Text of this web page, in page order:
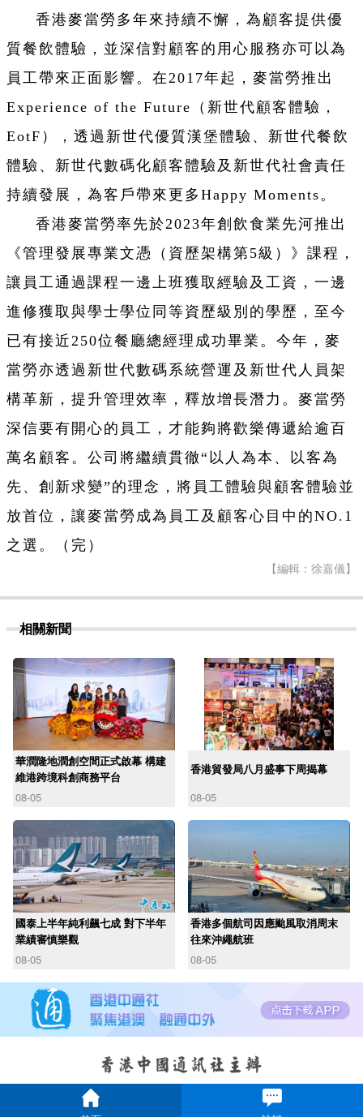
香港麥當勞多年來持續不懈，為顧客提供優
質餐飲體驗，並深信對顧客的用心服務亦可以為
員工帶來正面影響。在2017年起，麥當勞推出
Experience of the Future（新世代顧客體驗，
EotF），透過新世代優質漢堡體驗、新世代餐飲
體驗、新世代數碼化顧客體驗及新世代社會責任
持續發展，為客戶帶來更多Happy Moments。
香港麥當勞率先於2023年創飲食業先河推出
《管理發展專業文憑（資歷架構第5級）》課程，
讓員工通過課程一邊上班獲取經驗及工資，一邊
進修獲取與學士學位同等資歷級別的學歷，至今
已有接近250位餐廳總經理成功畢業。今年，麥
當勞亦透過新世代數碼系統營運及新世代人員架
構革新，提升管理效率，釋放增長潛力。麥當勞
深信要有開心的員工，才能夠將歡樂傳遞給逾百
萬名顧客。公司將繼續貫徹“以人為本、以客為
先、創新求變”的理念，將員工體驗與顧客體驗並
放首位，讓麥當勞成為員工及顧客心目中的NO.1
之選。（完）
【編輯：徐嘉儀】
相關新聞
華潤隆地潤創空間正式啟幕 構建
維港跨境科創商務平台
08-05
香港貿發局八月盛事下周揭幕
08-05
國泰上半年純利飆七成 對下半年
業績審慎樂觀
08-05
香港多個航司因應颱風取消周末
往來沖繩航班
08-05